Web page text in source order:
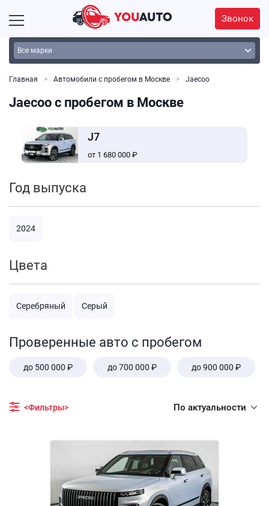
Звонок
Главная Автомобили с пробегом в Москве Jaecoo
Jaecoo с пробегом в Москве
J7
от 1 680 000 ₽
Год выпуска
2024
Цвета
Серебряный Серый
Проверенные авто с пробегом
до 500 000 ₽ до 700 000 ₽ до 900 000 ₽
<Фильтры> По актуальности